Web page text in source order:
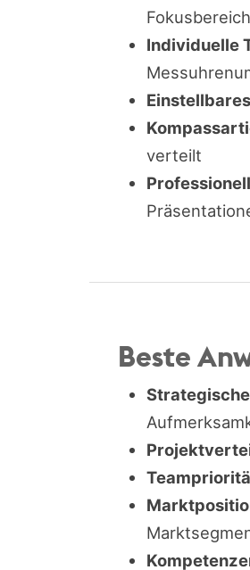
Individuelle
verteilt
Beste